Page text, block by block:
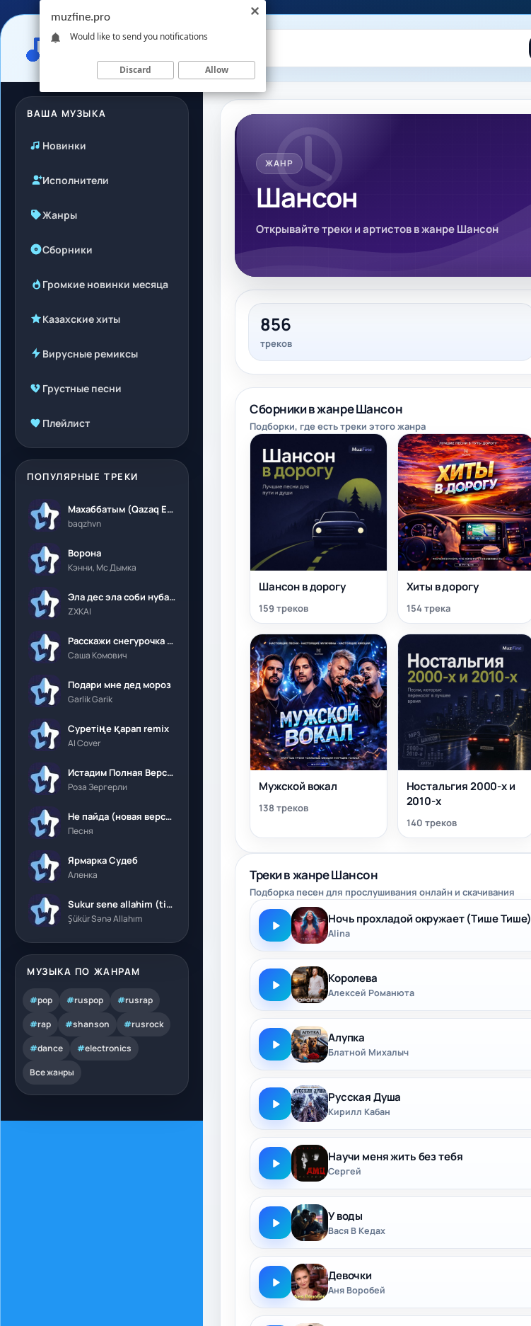
ВАША МУЗЫКА
Новинки
Исполнители
Жанры
Сборники
Громкие новинки месяца
Казахские хиты
Вирусные ремиксы
Грустные песни
Плейлист
ПОПУЛЯРНЫЕ ТРЕКИ
Махаббатым (Qazaq Edition)
baqzhvn
Ворона
Кэнни, Мс Дымка
Эла дес эла соби нубалеприсон
ZXKAI
Расскажи снегурочка где была
Саша Комович
Подари мне дед мороз
Garlik Garik
Суретіңе қарап remix
AI Cover
Истадим Полная Версия
Роза Зергерли
Не пайда (новая версия)
Песня
Ярмарка Судеб
Аленка
Sukur sene allahim (tik tok)
Şükür Sənə Allahım
МУЗЫКА ПО ЖАНРАМ
#pop #ruspop #rusrap
#rap #shanson #rusrock
#dance #electronics
Все жанры
ЖАНР
Шансон
Открывайте треки и артистов в жанре Шансон
856
треков
Сборники в жанре Шансон
Подборки, где есть треки этого жанра
Шансон в дорогу
159 треков
Хиты в дорогу
154 трека
Мужской вокал
138 треков
Ностальгия 2000-х и
2010-х
140 треков
Треки в жанре Шансон
Подборка песен для прослушивания онлайн и скачивания
Ночь прохладой окружает (Тише Тише)
Alina
Королева
Алексей Романюта
Алупка
Блатной Михалыч
Русская Душа
Кирилл Кабан
Научи меня жить без тебя
Сергей
У воды
Вася В Кедах
Девочки
Аня Воробей
muzfine.pro
Would like to send you notifications
Discard Allow